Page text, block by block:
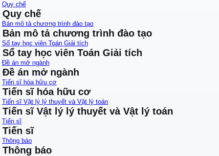
Quy chế
Quy chế
Bản mô tả chương trình đào tạo
Bản mô tả chương trình đào tạo
Sổ tay học viên Toán Giải tích
Sổ tay học viên Toán Giải tích
Đề án mở ngành
Đề án mở ngành
Tiến sĩ hóa hữu cơ
Tiến sĩ hóa hữu cơ
Tiến sĩ Vật lý lý thuyết và Vật lý toán
Tiến sĩ Vật lý lý thuyết và Vật lý toán
Tiến sĩ
Tiến sĩ
Thông báo
Thông báo